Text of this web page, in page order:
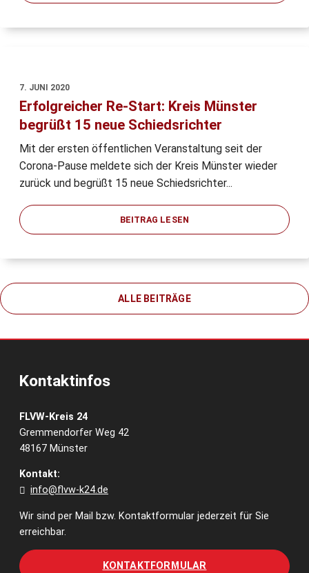
7. JUNI 2020
Erfolgreicher Re-Start: Kreis Münster
begrüßt 15 neue Schiedsrichter
Mit der ersten öffentlichen Veranstaltung seit der
Corona-Pause meldete sich der Kreis Münster wieder
zurück und begrüßt 15 neue Schiedsrichter...
BEITRAG LESEN
ALLE BEITRÄGE
Kontaktinfos
FLVW-Kreis 24
Gremmendorfer Weg 42
48167 Münster
Kontakt:
info@flvw-k24.de
Wir sind per Mail bzw. Kontaktformular jederzeit für Sie
erreichbar.
KONTAKTFORMULAR